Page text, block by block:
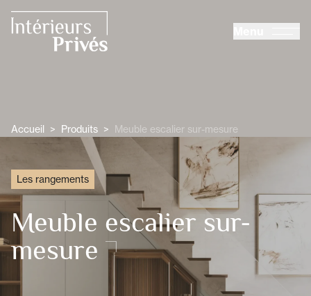
Accueil > Produits > Meuble escalier sur-mesure
Les rangements
Meuble escalier sur-
mesure